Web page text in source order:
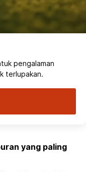
pengalaman
terlupakan.
yang paling